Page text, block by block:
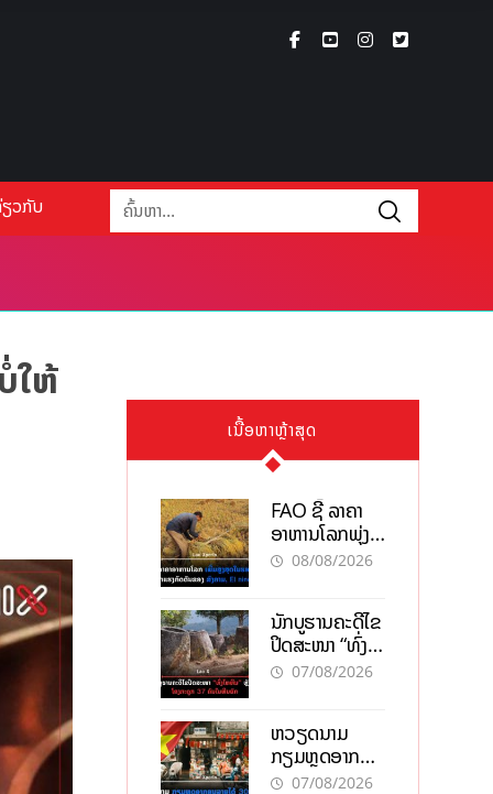
ວກັບ
ໃຫ້
ເນື້ອຫາຫຼ້າສຸດ
FAO ຊີ້ ລາຄາ
ອາຫານໂລກພຸ່ງ
ສູງສຸດໃນຮອບ 3
ສົງຄາມ, El
nino
08/08/2026
ນັກບູຮານຄະດີໄຂ
ປິດສະໜາ “ທົ່ງ
ໄຫຫີນ” ຫຼັງພົບ
07/08/2026
ຫວຽດນາມ
ກຽມຫຼຸດອາກອນ
ລາຍໄດ້ 30%
07/08/2026